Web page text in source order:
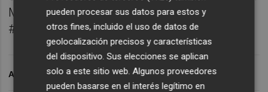
Marina de València, un día más #apiedecalle
#radioontheroad #radioneta.
ARCHIVADO EN
pueden procesar sus datos para estos y
otros fines, incluido el uso de datos de
geolocalización precisos y características
del dispositivo. Sus elecciones se aplican
solo a este sitio web. Algunos proveedores
pueden basarse en el interés legítimo en